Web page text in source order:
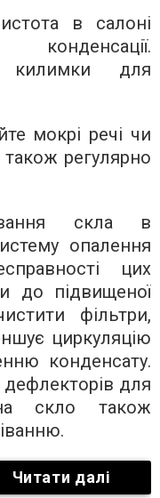
в салоні
конденсації.
килимки для
мокрі речі чи
регулярно
скла в
опалення
цих
до підвищеної
фільтри,
циркуляцію
конденсату.
для
скло також
Читати далі